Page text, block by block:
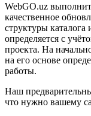
WebGO.uz
качественное
структуры каталога
определяется с
проекта. На
на его основе
работы.
Наш
что нужно вашему